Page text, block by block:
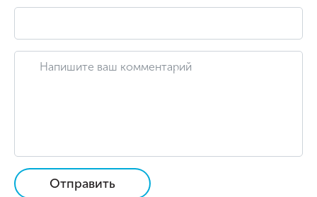
Отправить